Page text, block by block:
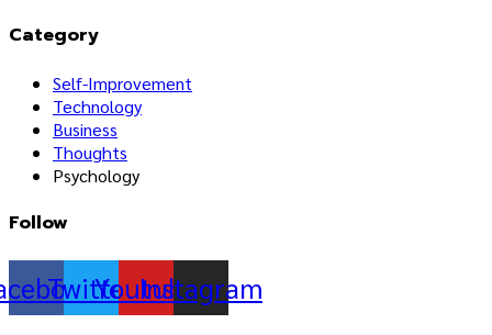
Category
Self-Improvement
Technology
Business
Thoughts
Psychology
Follow
TwitterYoutube
Instagram